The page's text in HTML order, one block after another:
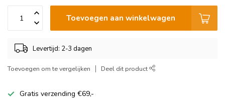
Toevoegen aan winkelwagen
Levertijd: 2-3 dagen
Toevoegen om te vergelijken Deel dit product
Gratis verzending €69,-